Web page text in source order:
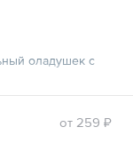
оладушек с
oт 259 ₽